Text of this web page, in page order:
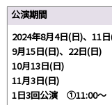
公演期間
2024年8月4日(日)、11
9月15日(日)、22日(日)
10月13日(日)
11月3日(日)
1日3回公演 ①11:00